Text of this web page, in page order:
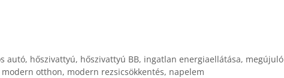
autó, hőszivattyú, hőszivattyú BB, ingatlan energiaellátása, megújuló
modern otthon, modern rezsicsökkentés, napelem